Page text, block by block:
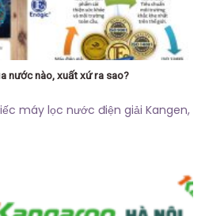
nước nào, xuất xứ ra sao?
máy lọc nước điện giải Kangen,